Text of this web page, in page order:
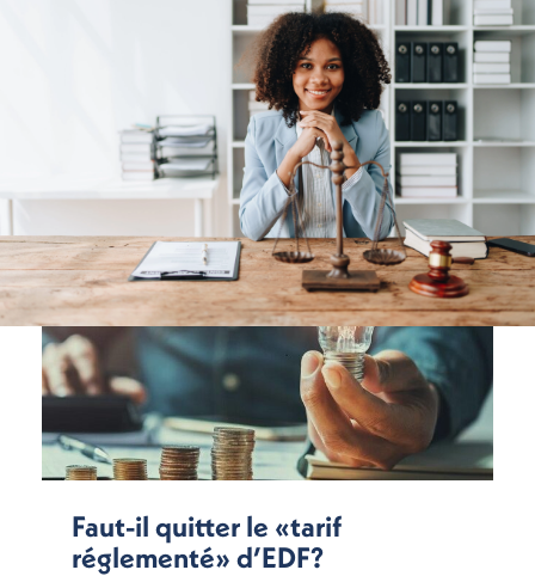
Faut-il quitter le «tarif
réglementé» d’EDF?